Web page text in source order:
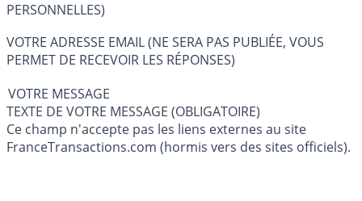
PERSONNELLES)
VOTRE ADRESSE EMAIL (NE SERA PAS PUBLIÉE, VOUS
PERMET DE RECEVOIR LES RÉPONSES)
VOTRE MESSAGE
TEXTE DE VOTRE MESSAGE (OBLIGATOIRE)
Ce champ n'accepte pas les liens externes au site
FranceTransactions.com (hormis vers des sites officiels).